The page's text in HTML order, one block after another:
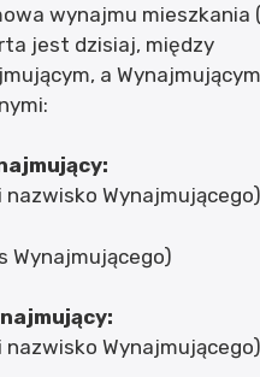
wynajmu mieszkania
jest dzisiaj, między
a
nazwisko Wynajmującego)
Wynajmującego)
nazwisko Wynajmującego)